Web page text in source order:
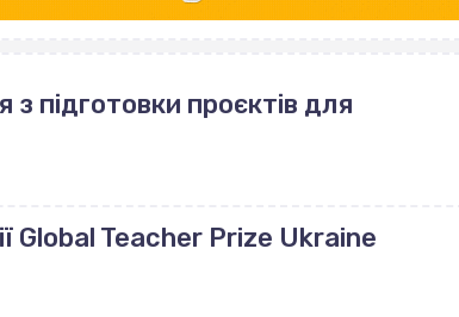
з підготовки проєктів для
Global Teacher Prize Ukraine